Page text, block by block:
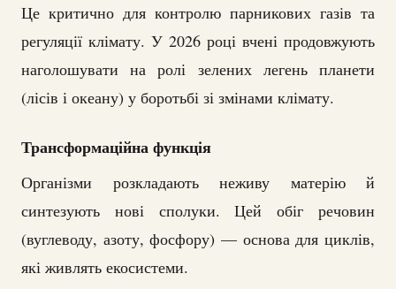
Це критично для контролю парникових газів та
регуляції клімату. У 2026 році вчені продовжують
наголошувати на ролі зелених легень планети
(лісів і океану) у боротьбі зі змінами клімату.
Трансформаційна функція
Організми розкладають неживу матерію й
синтезують нові сполуки. Цей обіг речовин
(вуглеводу, азоту, фосфору) — основа для циклів,
які живлять екосистеми.